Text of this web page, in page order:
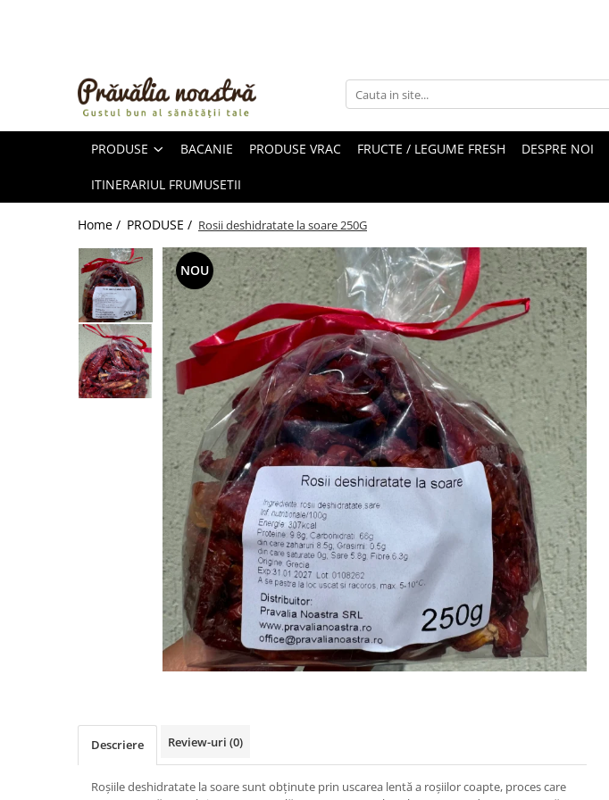
ULEIURI ȘI UNTURI
FRUCTE DESHIDRATATE
ÎNDULCITORI NATURALI / MIERE
FRUCTE LA CONSERVĂ
OȚETURI ȘI SOSURI
FĂINĂ FĂRĂ GLUTEN
BĂUTURI / LAPTE VEGETAL
OREZ ȘI CEREALE
CREME ȘI PASTE TARTINABILE
PRODUSE ECO / ORGANICE
TOATE PRODUSELE
PRODUSE BACANIE PRODUSE VRAC FRUCTE / LEGUME FRESH DESPRE NOI
ITINERARIUL FRUMUSETII
Home / PRODUSE / Rosii deshidratate la soare 250G
NOU
Descriere Review-uri (0)
Roșiile deshidratate la soare sunt obținute prin uscarea lentă a roșiilor coapte, proces care